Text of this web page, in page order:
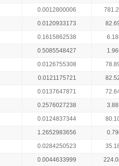
0.0012800006
0.0120933173
0.1615862538
0.5085548427
0.0126755308
0.0121175721
0.0137647871
0.2576027238
0.0124837344
1.2652983656
0.0284250523
0.0044633999